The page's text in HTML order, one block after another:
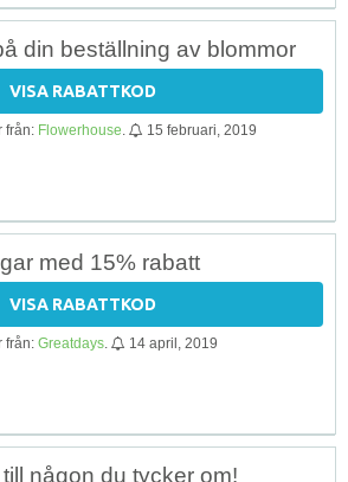
din beställning av blommor
VISA RABATTKOD
från: Flowerhouse 15 februari, 2019
med 15% rabatt
VISA RABATTKOD
från: Greatdays 14 april, 2019
någon du tycker om!